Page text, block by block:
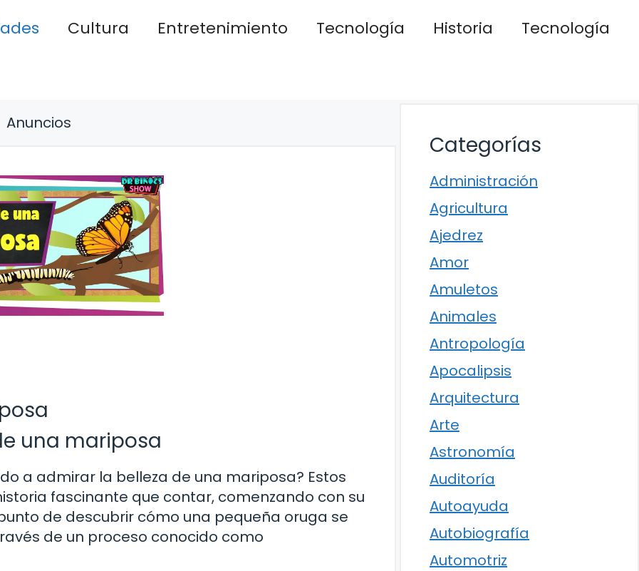
Cultura Entretenimiento Tecnología Historia
Tecnología
Anuncios
una mariposa
a admirar la belleza de una mariposa? Estos
fascinante que contar, comenzando con su
de descubrir cómo una pequeña oruga se
de un proceso conocido como
Categorías
Administración
Agricultura
Ajedrez
Amor
Amuletos
Animales
Antropología
Apocalipsis
Arquitectura
Arte
Astronomía
Auditoría
Autoayuda
Autobiografía
Automotriz